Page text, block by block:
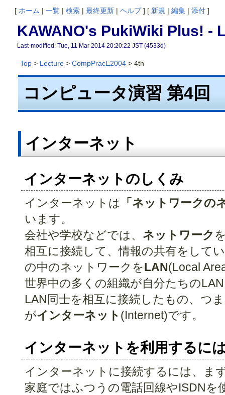
[ ホーム | 一覧 | 検索 | 最終更新 | ヘルプ] [ 新規 | 編集 | 添付 ]
KAWANO's PukiWiki Plus! -
Last-modified: Tue, 11 Mar 2014 20:20:22 JST (4533d)
Top> Lecture> CompPracE2004> 4th
コンピュータ演習 第4回
インターネット
インターネットのしくみ
インターネットは 「ネットワークの
います。
会社や学校などでは、 ネットワーク
相互に接続して、情報の共有をして
の中のネットワークをLAN(Local
世界中の多くの組織が自分たちの
LAN同士を相互に接続したもの、つ
がインターネット (Internet)です。
インターネットを利用するに
インターネットに接続するには、ま
家庭ではふつうの電話回線やISDNを